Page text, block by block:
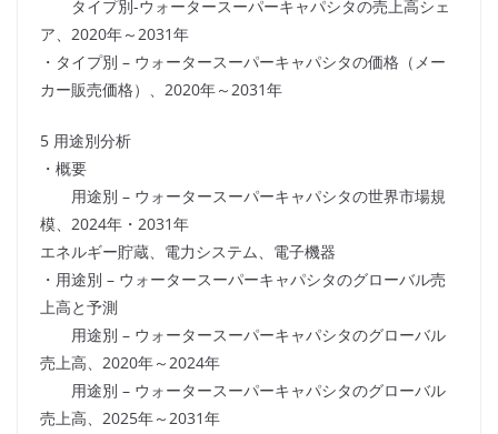
タイプ別-ウォータースーパーキャパシタの売上高シェ
ア、2020年～2031年
・タイプ別 – ウォータースーパーキャパシタの価格（メー
カー販売価格）、2020年～2031年
5 用途別分析
・概要
用途別 – ウォータースーパーキャパシタの世界市場規
模、2024年・2031年
エネルギー貯蔵、電力システム、電子機器
・用途別 – ウォータースーパーキャパシタのグローバル売
上高と予測
用途別 – ウォータースーパーキャパシタのグローバル
売上高、2020年～2024年
用途別 – ウォータースーパーキャパシタのグローバル
売上高、2025年～2031年